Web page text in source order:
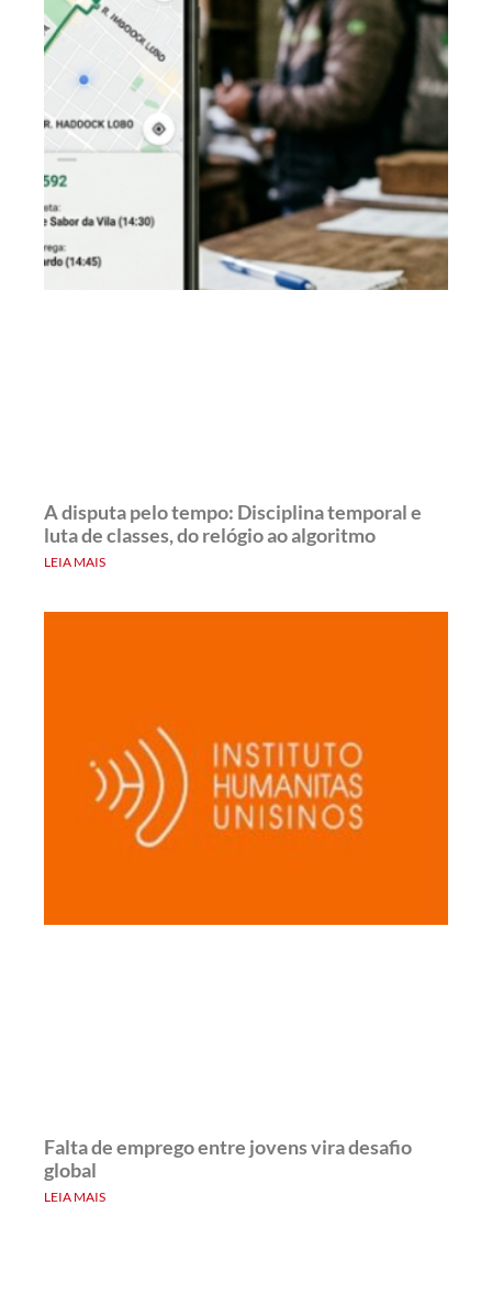
A disputa pelo tempo: Disciplina temporal e
luta de classes, do relógio ao algoritmo
LEIA MAIS
Falta de emprego entre jovens vira desafio
global
LEIA MAIS